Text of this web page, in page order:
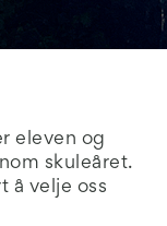
eleven og
skuleåret.
å velje oss